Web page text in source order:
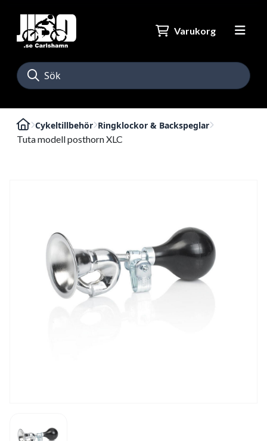
Varukorg
Cykeltillbehör Ringklockor & Backspeglar
Tuta modell posthorn XLC